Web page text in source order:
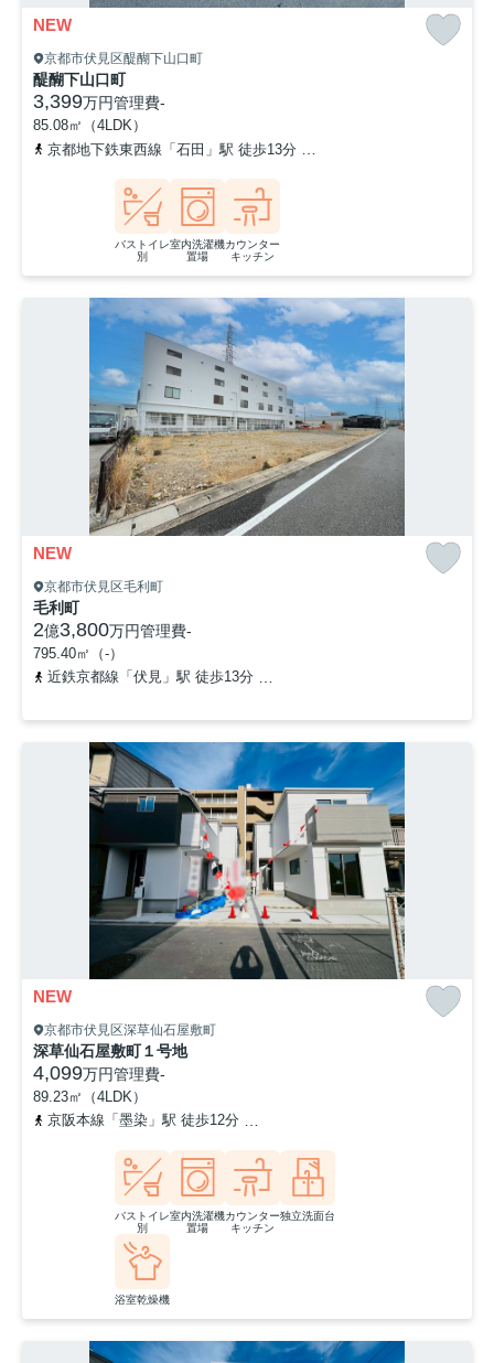
NEW
京都市伏見区醍醐下山口町
醍醐下山口町
3,399万円管理費-
85.08㎡（4LDK）
京都地下鉄東西線「石田」駅 徒歩13分
バストイレ
別
室内洗濯機
置場
カウンター
キッチン
NEW
京都市伏見区毛利町
毛利町
2億3,800万円管理費-
795.40㎡（-）
近鉄京都線「伏見」駅 徒歩13分
NEW
京都市伏見区深草仙石屋敷町
深草仙石屋敷町１号地
4,099万円管理費-
89.23㎡（4LDK）
京阪本線「墨染」駅 徒歩12分
バストイレ
別
室内洗濯機
置場
カウンター
キッチン
独立洗面台
浴室乾燥機